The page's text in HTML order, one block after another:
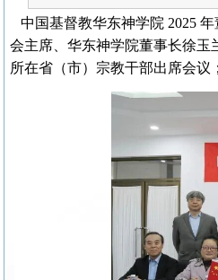
中国基督教华东神学院 2025
会主席、华东神学院董事长徐玉
所在省（市）宗教干部出席会